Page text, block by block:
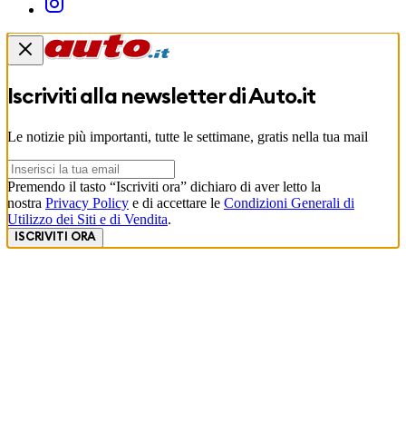
Iscriviti alla newsletter diAuto.it
Le notizie più importanti, tutte le settimane, gratis nella tua mail
Premendo il tasto “Iscriviti ora” dichiaro di aver letto la
nostra Privacy Policy e di accettare le Condizioni Generali di
Utilizzo dei Siti e di Vendita.
ISCRIVITI ORA